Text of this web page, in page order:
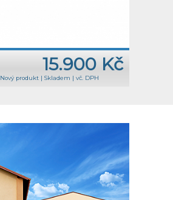
15.900 Kč
Nový produkt | Skladem | vč. DPH